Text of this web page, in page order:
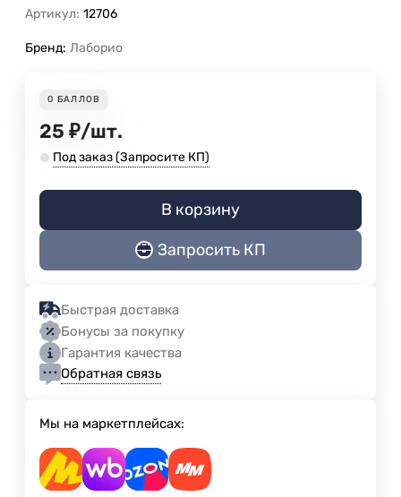
Артикул: 12706
Бренд: Лаборио
0 БАЛЛОВ
25 ₽/шт.
Под заказ (Запросите КП)
В корзину
Запросить КП
Быстрая доставка
Бонусы за покупку
Гарантия качества
Обратная связь
Мы на маркетплейсах: